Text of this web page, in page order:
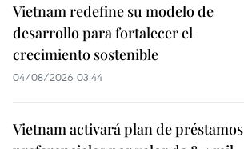
Vietnam redefine su modelo de
desarrollo para fortalecer el
crecimiento sostenible
04/08/2026 03:44
Vietnam activará plan de préstamos